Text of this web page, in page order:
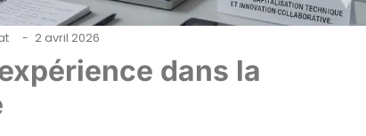
- 2 avril 2026
dans la